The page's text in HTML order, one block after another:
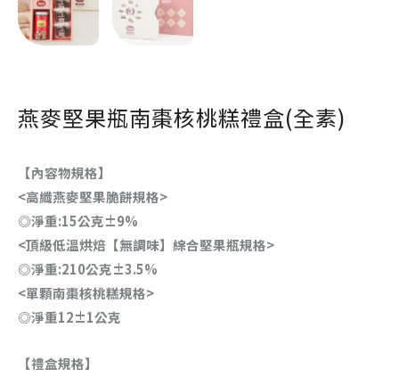
燕麥堅果瓶南棗核桃糕禮盒(全素)
【內容物規格】
<高纖燕麥堅果脆餅規格>
◎淨重:15公克±9%
<頂級低溫烘焙【無調味】綜合堅果瓶規格>
◎淨重:210公克±3.5%
<單顆南棗核桃糕規格>
◎淨重12±1公克
【禮盒規格】